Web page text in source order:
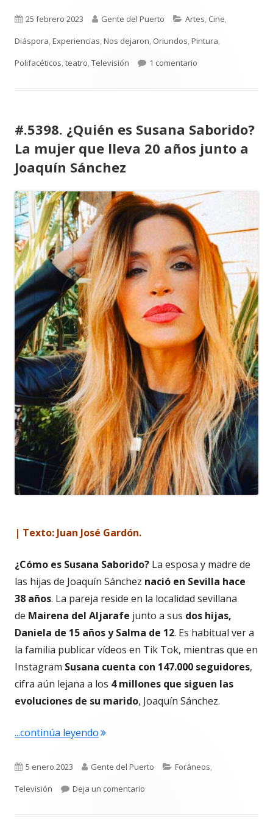
Publicado
el
25 febrero 2023 Autor
Gente del Puerto Categorías
Artes, Cine,
Diáspora,Experiencias,Nos dejaron, Oriundos,Pintura,
Polifacéticos,teatro,Televisión 1 comentario
#.5398. ¿Quién es Susana Saborido?
La mujer que lleva 20 años junto a
Joaquín Sánchez
| Texto: Juan José Gardón.
¿Cómo es Susana Saborido? La esposa y madre de
las hijas de Joaquín Sánchez nació en Sevilla hace
38 años. La pareja reside en la localidad sevillana
de Mairena del Aljarafe junto a sus dos hijas,
Daniela de 15 años y Salma de 12. Es habitual ver a
la familia publicar vídeos en Tik Tok, mientras que en
Instagram Susana cuenta con 147.000 seguidores,
cifra aún lejana a los 4 millones que siguen las
evoluciones de su marido, Joaquín Sánchez.
...continúa leyendo"#.5398. ¿Quién es Susana
Publicado
el
5 enero 2023 Autor
Gente del Puerto Categorías
Foráneos,
Televisión
Deja un comentario